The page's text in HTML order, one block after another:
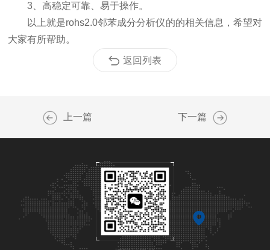
3、高稳定可靠、易于操作。
以上就是rohs2.0邻苯成分分析仪的的相关信息，希望对
大家有所帮助。
返回列表
上一篇 下一篇